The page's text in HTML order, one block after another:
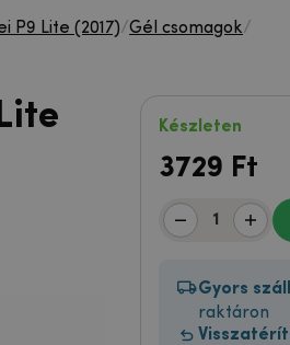
P9 Lite (2017)/Gél csomagok/
Készleten
3729 Ft
Gyors
raktáron